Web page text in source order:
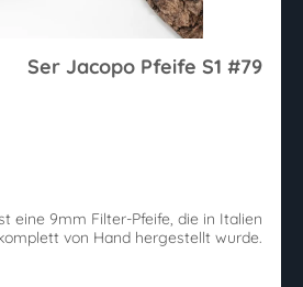
Ser Jacopo Pfeife S1 #79
eine 9mm Filter-Pfeife, die in Italien
von Hand hergestellt wurde.